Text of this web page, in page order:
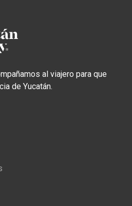
al viajero para que
de Yucatán.